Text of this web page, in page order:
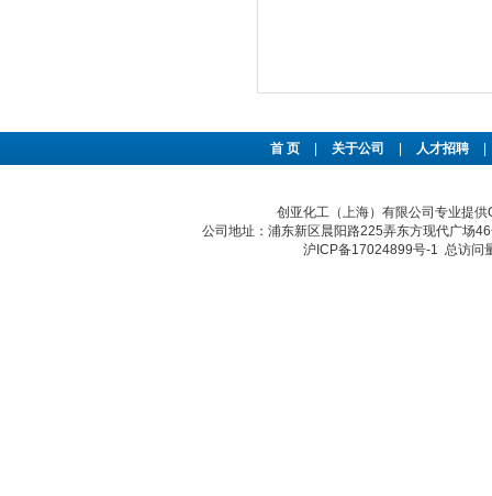
首 页 关于公司 人才招聘
创亚化工（上海）有限公司专业提
公司地址：浦东新区晨阳路225弄东方现代广场
沪ICP备17024899号-1 总访问